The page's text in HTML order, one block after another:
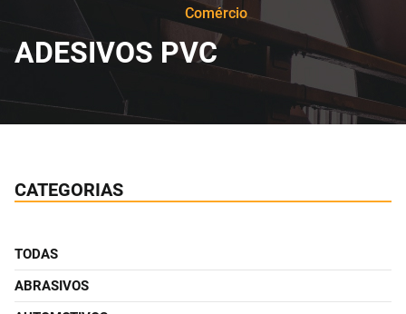
Comércio
ADESIVOS PVC
CATEGORIAS
TODAS
ABRASIVOS